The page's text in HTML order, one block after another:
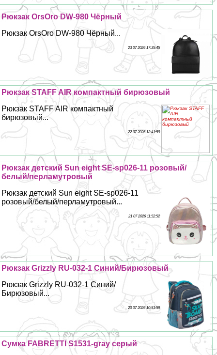
Рюкзак OrsOro DW-980 Чёрный
Рюкзак OrsOro DW-980 Чёрный...
23 07 2026 17:35:45
Рюкзак STAFF AIR компактный бирюзовый
Рюкзак STAFF AIR компактный
бирюзовый...
22 07 2026 13:41:59
Рюкзак детский Sun eight SE-sp026-11 розовый/
белый/перламутровый
Рюкзак детский Sun eight SE-sp026-11
розовый/белый/перламутровый...
21 07 2026 11:52:52
Рюкзак Grizzly RU-032-1 Синий/Бирюзовый
Рюкзак Grizzly RU-032-1 Синий/
Бирюзовый...
20 07 2026 10:51:59
Сумка FABRETTI S1531-gray серый